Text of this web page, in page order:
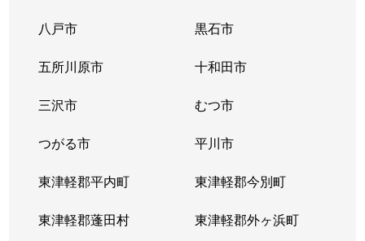
八戸市 黒石市
五所川原市 十和田市
三沢市 むつ市
つがる市 平川市
東津軽郡平内町 東津軽郡今別町
東津軽郡蓬田村 東津軽郡外ヶ浜町